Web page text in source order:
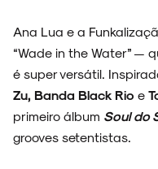
NOIZE RECORD CLUB
SOBRE
Ana Lua e a
“Wade in the Water” —
é super versátil.
Zu, Banda Black Rio e
primeiro álbum Soul do
grooves setentistas.